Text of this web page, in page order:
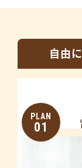
自由
PLAN
01